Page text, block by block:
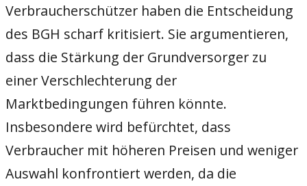
Verbraucherschützer haben die Entscheidung
des BGH scharf kritisiert. Sie argumentieren,
dass die Stärkung der Grundversorger zu
einer Verschlechterung der
Marktbedingungen führen könnte.
Insbesondere wird befürchtet, dass
Verbraucher mit höheren Preisen und weniger
Auswahl konfrontiert werden, da die